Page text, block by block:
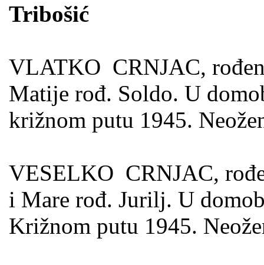
Tribošić
VLATKO CRNJAC,
Matije rođ. Soldo. U
križnom putu 1945.
VESELKO CRNJAC,
i Mare rođ. Jurilj. U
Križnom putu 1945.